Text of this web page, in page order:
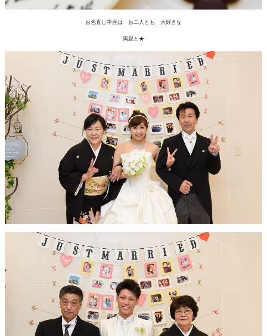
お色直し中座は お二人とも 大好きな
両親と★